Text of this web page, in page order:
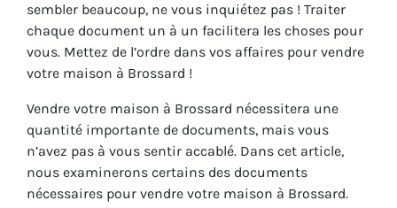
sembler beaucoup, ne vous inquiétez pas ! Traiter
chaque document un à un facilitera les choses pour
vous. Mettez de l’ordre dans vos affaires pour vendre
votre maison à Brossard !
Vendre votre maison à Brossard nécessitera une
quantité importante de documents, mais vous
n’avez pas à vous sentir accablé. Dans cet article,
nous examinerons certains des documents
nécessaires pour vendre votre maison à Brossard.